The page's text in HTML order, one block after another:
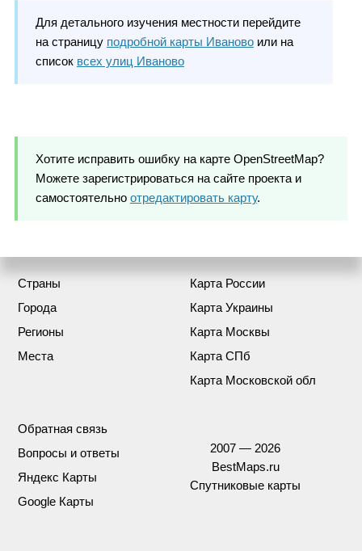
Для детального изучения местности перейдите
на страницу подробной карты Ивановоили на
список всех улиц Иваново
Хотите исправить ошибку на карте OpenStreetMap?
Можете зарегистрироваться на сайте проекта и
самостоятельно отредактировать карту.
Страны
Города
Регионы
Места
Карта России
Карта Украины
Карта Москвы
Карта СПб
Карта Московской обл
Обратная связь
Вопросы и ответы
Яндекс Карты
Google Карты
2007 — 2026
BestMaps.ru
Спутниковые карты